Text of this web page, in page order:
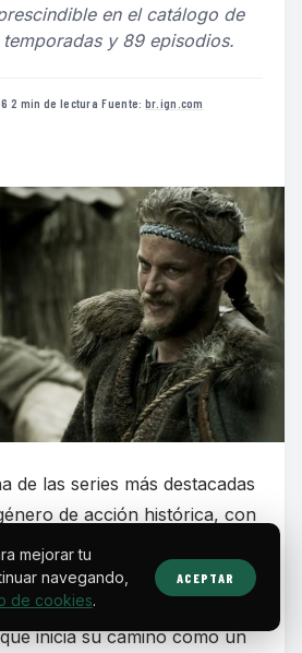
en el catálogo de
y 89 episodios.
·2 min de lectura·Fuente: br.ign.com
de las series más destacadas
de acción histórica, con
seis temporadas y un total
serie narra la vida de Ragnar
legendario de la
inicia su camino como un
mejorar tu
navegando,
de cookies.
ACEPTAR